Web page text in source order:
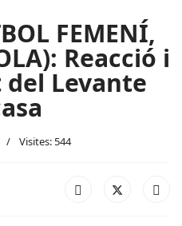
FEMENÍ,
Reacció i
Levante
Visites: 544